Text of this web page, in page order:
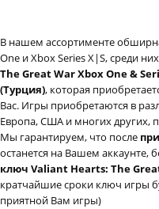
В нашем ассортименте
One и Xbox Series X|S, среди
The Great War Xbox One &
(Турция), которая
Вас. Игры приобретаются в
Европа, США и многих других,
Мы гарантируем, что после
останется на Вашем аккаунте,
ключ Valiant Hearts: The
кратчайшие сроки ключ игры
приятной Вам игры)